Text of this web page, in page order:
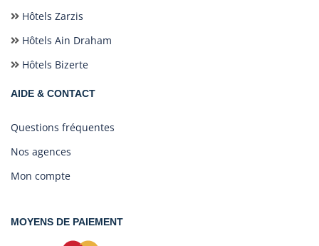
Hôtels Zarzis
Hôtels Ain Draham
Hôtels Bizerte
AIDE & CONTACT
Questions fréquentes
Nos agences
Mon compte
MOYENS DE PAIEMENT